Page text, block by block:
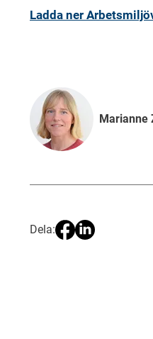
Ladda ner
Marianne
Dela: